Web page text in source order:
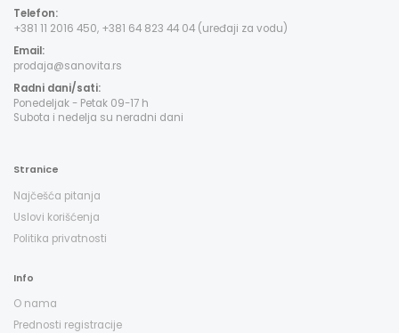
Telefon:
+381 11 2016 450, +381 64 823 44 04 (uređaji za vodu)
Email:
prodaja@sanovita.rs
Radni dani/sati:
Ponedeljak - Petak 09-17 h
Subota i nedelja su neradni dani
Stranice
Najčešća pitanja
Uslovi korišćenja
Politika privatnosti
Info
O nama
Prednosti registracije